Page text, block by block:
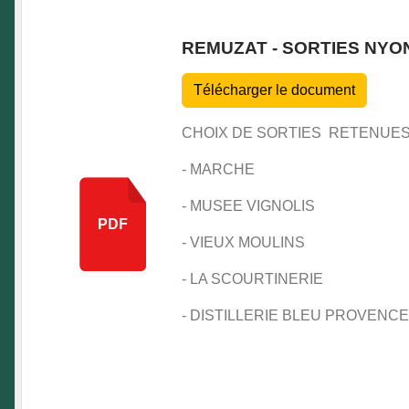
PDF
REMUZAT - SORTIES
Télécharger le document
CHOIX DE SORTIES
- MARCHE
- MUSEE VIGNOLIS
- VIEUX MOULINS
- LA SCOURTINERIE
- DISTILLERIE BLEU PROVENCE